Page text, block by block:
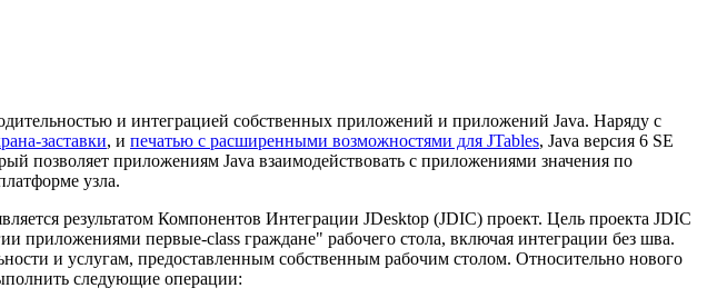
и интеграцией собственных приложений и приложений Java. Наряду с
заставки, и печатью с расширенными возможностями для JTables, Java версия 6 SE
позволяет приложениям Java взаимодействовать с приложениями значения по
узла.
результатом Компонентов Интеграции JDesktop (JDIC) проект. Цель проекта JDIC
приложениями первые-class граждане" рабочего стола, включая интеграции без шва.
и услугам, предоставленным собственным рабочим столом. Относительно нового
следующие операции: